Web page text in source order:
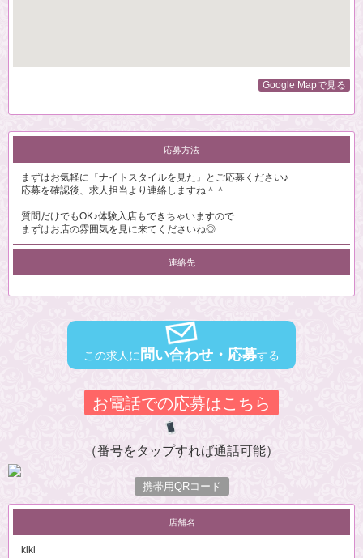
Google Mapで見る
応募方法
まずはお気軽に『ナイトスタイルを見た』とご応募ください♪
応募を確認後、求人担当より連絡しますね＾＾
質問だけでもOK♪体験入店もできちゃいますので
まずはお店の雰囲気を見に来てくださいね◎
連絡先
この求人に 問い合わせ・応募する
お電話での応募はこちら
（番号をタップすれば通話可能）
携帯用QRコード
店舗名
kiki